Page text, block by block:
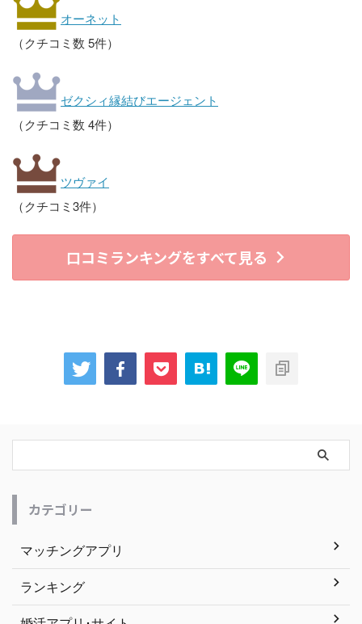
オーネット
（クチコミ数 5件）
ゼクシィ縁結びエージェント
（クチコミ数 4件）
ツヴァイ
（クチコミ3件）
口コミランキングをすべて見る
カテゴリー
マッチングアプリ
ランキング